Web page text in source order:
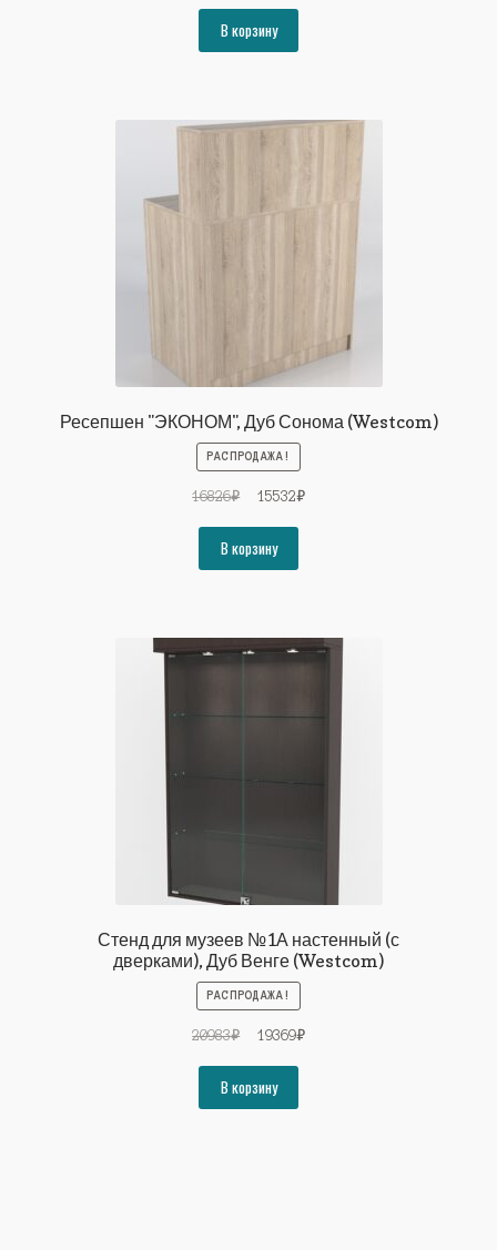
составляла
18209₽.
В корзину
Ресепшен "ЭКОНОМ", Дуб Сонома (Westcom)
РАСПРОДАЖА!
16826₽
Первоначальная
составляла
16826₽.
15532₽Текущая
В корзину
Стенд для музеев №1А настенный (с
дверками), Дуб Венге (Westcom)
РАСПРОДАЖА!
20983₽
Первоначальная
составляла
20983₽.
19369₽Текущая
В корзину